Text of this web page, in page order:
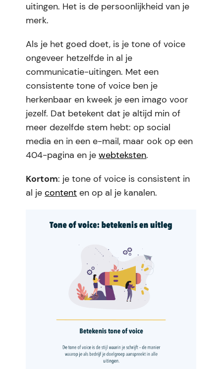
uitingen. Het is de persoonlijkheid van je
merk.
Als je het goed doet, is je tone of voice
ongeveer hetzelfde in al je
communicatie-uitingen. Met een
consistente tone of voice ben je
herkenbaar en kweek je een imago voor
jezelf. Dat betekent dat je altijd min of
meer dezelfde stem hebt: op social
media en in een e-mail, maar ook op een
404-pagina en jewebteksten.
Kortom: je tone of voice is consistent in
al jecontent en op al je kanalen.